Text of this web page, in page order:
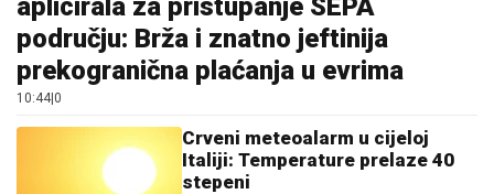
aplicirala za pristupanje SEPA
području: Brža i znatno jeftinija
prekogranična plaćanja u evrima
10:44 0
Crveni meteoalarm u cijeloj
Italiji: Temperature prelaze 40
stepeni